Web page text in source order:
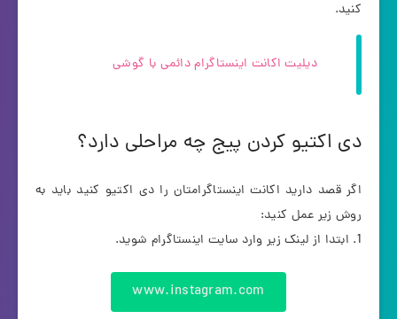
کنید.
دیلیت اکانت اینستاگرام دائمی با گوشی
دی اکتیو کردن پیج چه مراحلی دارد؟
اگر قصد دارید اکانت اینستاگرامتان را دی اکتیو کنید باید به
روش زیر عمل کنید:
1. ابتدا از لینک زیر وارد سایت اینستاگرام شوید.
www.instagram.com